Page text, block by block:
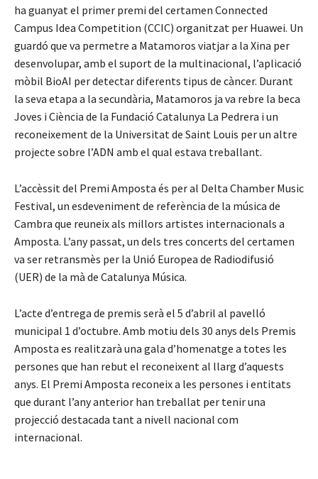
ha guanyat el primer premi del certamen Connected
Campus Idea Competition (CCIC) organitzat per Huawei. Un
guardó que va permetre a Matamoros viatjar a la Xina per
desenvolupar, amb el suport de la multinacional, l’aplicació
mòbil BioAI per detectar diferents tipus de càncer. Durant
la seva etapa a la secundària, Matamoros ja va rebre la beca
Joves i Ciència de la Fundació Catalunya La Pedrera i un
reconeixement de la Universitat de Saint Louis per un altre
projecte sobre l’ADN amb el qual estava treballant.
L’accèssit del Premi Amposta és per al Delta Chamber Music
Festival, un esdeveniment de referència de la música de
Cambra que reuneix als millors artistes internacionals a
Amposta. L’any passat, un dels tres concerts del certamen
va ser retransmès per la Unió Europea de Radiodifusió
(UER) de la mà de Catalunya Música.
L’acte d’entrega de premis serà el 5 d’abril al pavelló
municipal 1 d’octubre. Amb motiu dels 30 anys dels Premis
Amposta es realitzarà una gala d’homenatge a totes les
persones que han rebut el reconeixent al llarg d’aquests
anys. El Premi Amposta reconeix a les persones i entitats
que durant l’any anterior han treballat per tenir una
projecció destacada tant a nivell nacional com
internacional.